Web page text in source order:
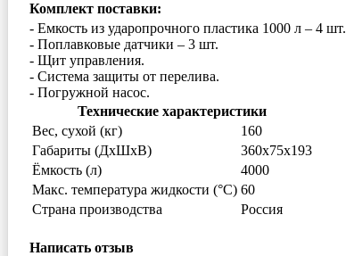
Комплект поставки:
- Емкость из ударопрочного пластика 1000 л – 4 шт.
- Поплавковые датчики – 3 шт.
- Щит управления.
- Система защиты от перелива.
- Погружной насос.
Технические характеристики
Вес, сухой (кг)
160
Габариты (ДxШxВ)
360х75х193
Ёмкость (л)
4000
Макс. температура жидкости (°C) 60
Страна производства
Россия
Написать отзыв